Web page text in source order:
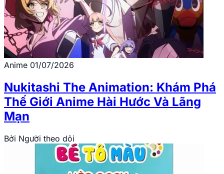
Anime 01/07/2026
Nukitashi The Animation: Khám Phá
Thế Giới Anime Hài Hước Và Lãng
Mạn
Bởi Người theo dõi